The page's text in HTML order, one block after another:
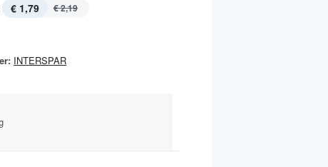
€ 1,79 € 2,19
INTERSPAR